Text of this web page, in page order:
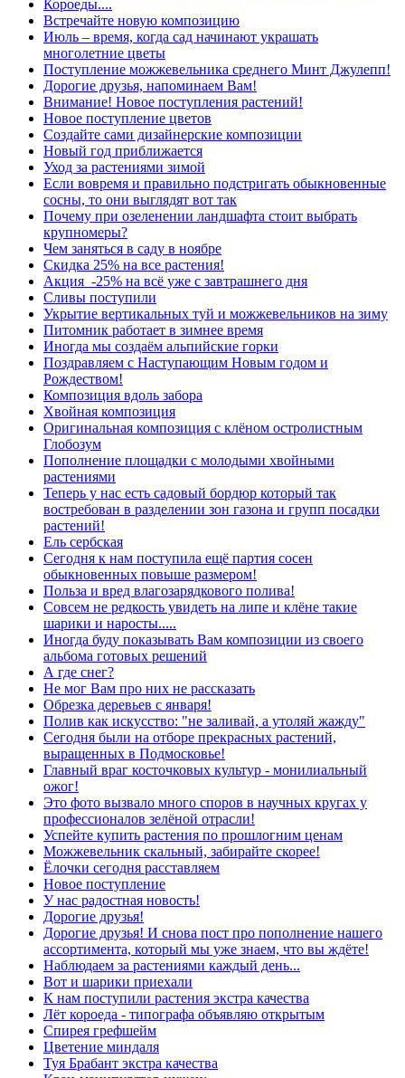
Короеды....
Встречайте новую композицию
Июль – время, когда сад начинают украшать
многолетние цветы
Поступление можжевельника среднего Минт Джулепп!
Дорогие друзья, напоминаем Вам!
Внимание! Новое поступления растений!
Новое поступление цветов
Создайте сами дизайнерские композиции
Новый год приближается
Уход за растениями зимой
Если вовремя и правильно подстригать обыкновенные
сосны, то они выглядят вот так
Почему при озеленении ландшафта стоит выбрать
крупномеры?
Чем заняться в саду в ноябре
Скидка 25% на все растения!
Акция -25% на всё уже с завтрашнего дня
Сливы поступили
Укрытие вертикальных туй и можжевельников на зиму
Питомник работает в зимнее время
Иногда мы создаём альпийские горки
Поздравляем с Наступающим Новым годом и
Рождеством!
Композиция вдоль забора
Хвойная композиция
Оригинальная композиция с клёном остролистным
Глобозум
Пополнение площадки с молодыми хвойными
растениями
Теперь у нас есть садовый бордюр который так
востребован в разделении зон газона и групп посадки
растений!
Ель сербская
Сегодня к нам поступила ещё партия сосен
обыкновенных повыше размером!
Польза и вред влагозарядкового полива!
Совсем не редкость увидеть на липе и клёне такие
шарики и наросты.....
Иногда буду показывать Вам композиции из своего
альбома готовых решений
А где снег?
Не мог Вам про них не рассказать
Обрезка деревьев с января!
Полив как искусство: "не заливай, а утоляй жажду"
Сегодня были на отборе прекрасных растений,
выращенных в Подмосковье!
Главный враг косточковых культур - монилиальный
ожог!
Это фото вызвало много споров в научных кругах у
профессионалов зелёной отрасли!
Успейте купить растения по прошлогним ценам
Можжевельник скальный, забирайте скорее!
Ёлочки сегодня расставляем
Новое поступление
У нас радостная новость!
Дорогие друзья!
Дорогие друзья! И снова пост про пополнение нашего
ассортимента, который мы уже знаем, что вы ждёте!
Наблюдаем за растениями каждый день...
Вот и шарики приехали
К нам поступили растения экстра качества
Лёт короеда - типографа объявляю открытым
Спирея грефшейм
Цветение миндаля
Туя Брабант экстра качества